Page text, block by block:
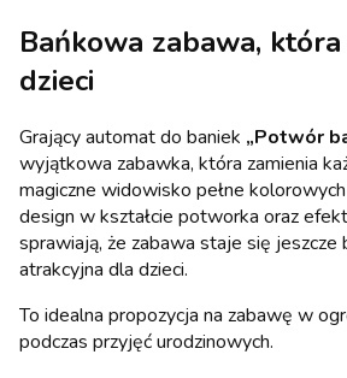
Bańkowa zabawa,
dzieci
Grający automat do baniek „Potwór
wyjątkowa zabawka, która zamienia
magiczne widowisko pełne
design w kształcie potworka oraz
sprawiają, że zabawa staje się jeszcze
atrakcyjna dla dzieci.
To idealna propozycja na zabawę w
podczas przyjęć urodzinowych.